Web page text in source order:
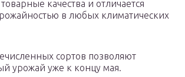
качества и отличается
в любых климатических
сортов позволяют
урожай уже к концу мая.